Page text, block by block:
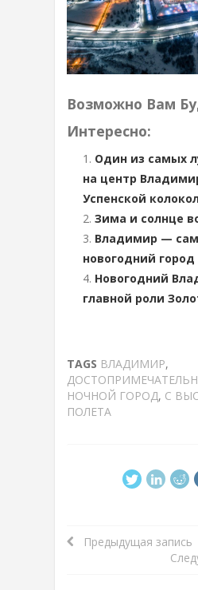
Возможно Вам
Интересно:
Один из самых
на центр
Успенской
Зима и солнце
Владимир —
новогодний город
Новогодний
главной роли
TAGS ВЛАДИМИР,
НОЧНОЙ ГОРОД, С
ПОЛЕТА
Предыдущая запись